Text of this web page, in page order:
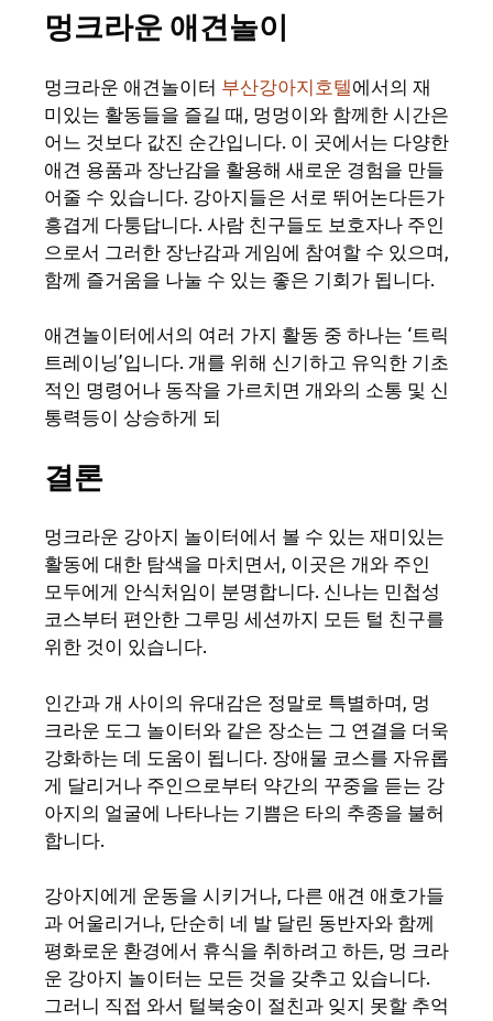
멍크라운 애견놀이
멍크라운 애견놀이터 부산강아지호텔에서의 재
미있는 활동들을 즐길 때, 멍멍이와 함께한 시간은
어느 것보다 값진 순간입니다. 이 곳에서는 다양한
애견 용품과 장난감을 활용해 새로운 경험을 만들
어줄 수 있습니다. 강아지들은 서로 뛰어논다든가
흥겹게 다퉁답니다. 사람 친구들도 보호자나 주인
으로서 그러한 장난감과 게임에 참여할 수 있으며,
함께 즐거움을 나눌 수 있는 좋은 기회가 됩니다.
애견놀이터에서의 여러 가지 활동 중 하나는 ‘트릭
트레이닝’입니다. 개를 위해 신기하고 유익한 기초
적인 명령어나 동작을 가르치면 개와의 소통 및 신
통력등이 상승하게 되
결론
멍크라운 강아지 놀이터에서 볼 수 있는 재미있는
활동에 대한 탐색을 마치면서, 이곳은 개와 주인
모두에게 안식처임이 분명합니다. 신나는 민첩성
코스부터 편안한 그루밍 세션까지 모든 털 친구를
위한 것이 있습니다.
인간과 개 사이의 유대감은 정말로 특별하며, 멍
크라운 도그 놀이터와 같은 장소는 그 연결을 더욱
강화하는 데 도움이 됩니다. 장애물 코스를 자유롭
게 달리거나 주인으로부터 약간의 꾸중을 듣는 강
아지의 얼굴에 나타나는 기쁨은 타의 추종을 불허
합니다.
강아지에게 운동을 시키거나, 다른 애견 애호가들
과 어울리거나, 단순히 네 발 달린 동반자와 함께
평화로운 환경에서 휴식을 취하려고 하든, 멍 크라
운 강아지 놀이터는 모든 것을 갖추고 있습니다.
그러니 직접 와서 털북숭이 절친과 잊지 못할 추억